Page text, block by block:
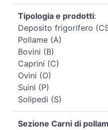
Tipologia e prodotti:
Deposito frigorifero
Pollame (A)
Bovini (B)
Caprini (C)
Ovini (O)
Suini (P)
Solipedi (S)
Sezione Carni di